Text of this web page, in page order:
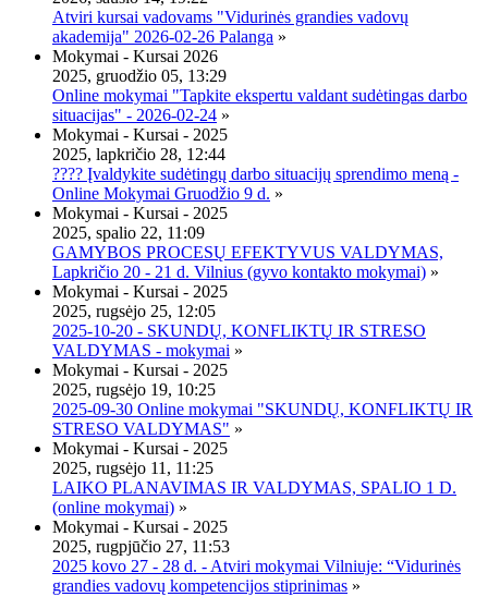
Atviri kursai vadovams "Vidurinės grandies vadovų
akademija" 2026-02-26 Palanga »
Mokymai - Kursai 2026
2025, gruodžio 05, 13:29
Online mokymai "Tapkite ekspertu valdant sudėtingas darbo
situacijas" - 2026-02-24 »
Mokymai - Kursai - 2025
2025, lapkričio 28, 12:44
???? Įvaldykite sudėtingų darbo situacijų sprendimo meną -
Online Mokymai Gruodžio 9 d. »
Mokymai - Kursai - 2025
2025, spalio 22, 11:09
GAMYBOS PROCESŲ EFEKTYVUS VALDYMAS,
Lapkričio 20 - 21 d. Vilnius (gyvo kontakto mokymai) »
Mokymai - Kursai - 2025
2025, rugsėjo 25, 12:05
2025-10-20 - SKUNDŲ, KONFLIKTŲ IR STRESO
VALDYMAS - mokymai »
Mokymai - Kursai - 2025
2025, rugsėjo 19, 10:25
2025-09-30 Online mokymai "SKUNDŲ, KONFLIKTŲ IR
STRESO VALDYMAS" »
Mokymai - Kursai - 2025
2025, rugsėjo 11, 11:25
LAIKO PLANAVIMAS IR VALDYMAS, SPALIO 1 D.
(online mokymai) »
Mokymai - Kursai - 2025
2025, rugpjūčio 27, 11:53
2025 kovo 27 - 28 d. - Atviri mokymai Vilniuje: “Vidurinės
grandies vadovų kompetencijos stiprinimas »